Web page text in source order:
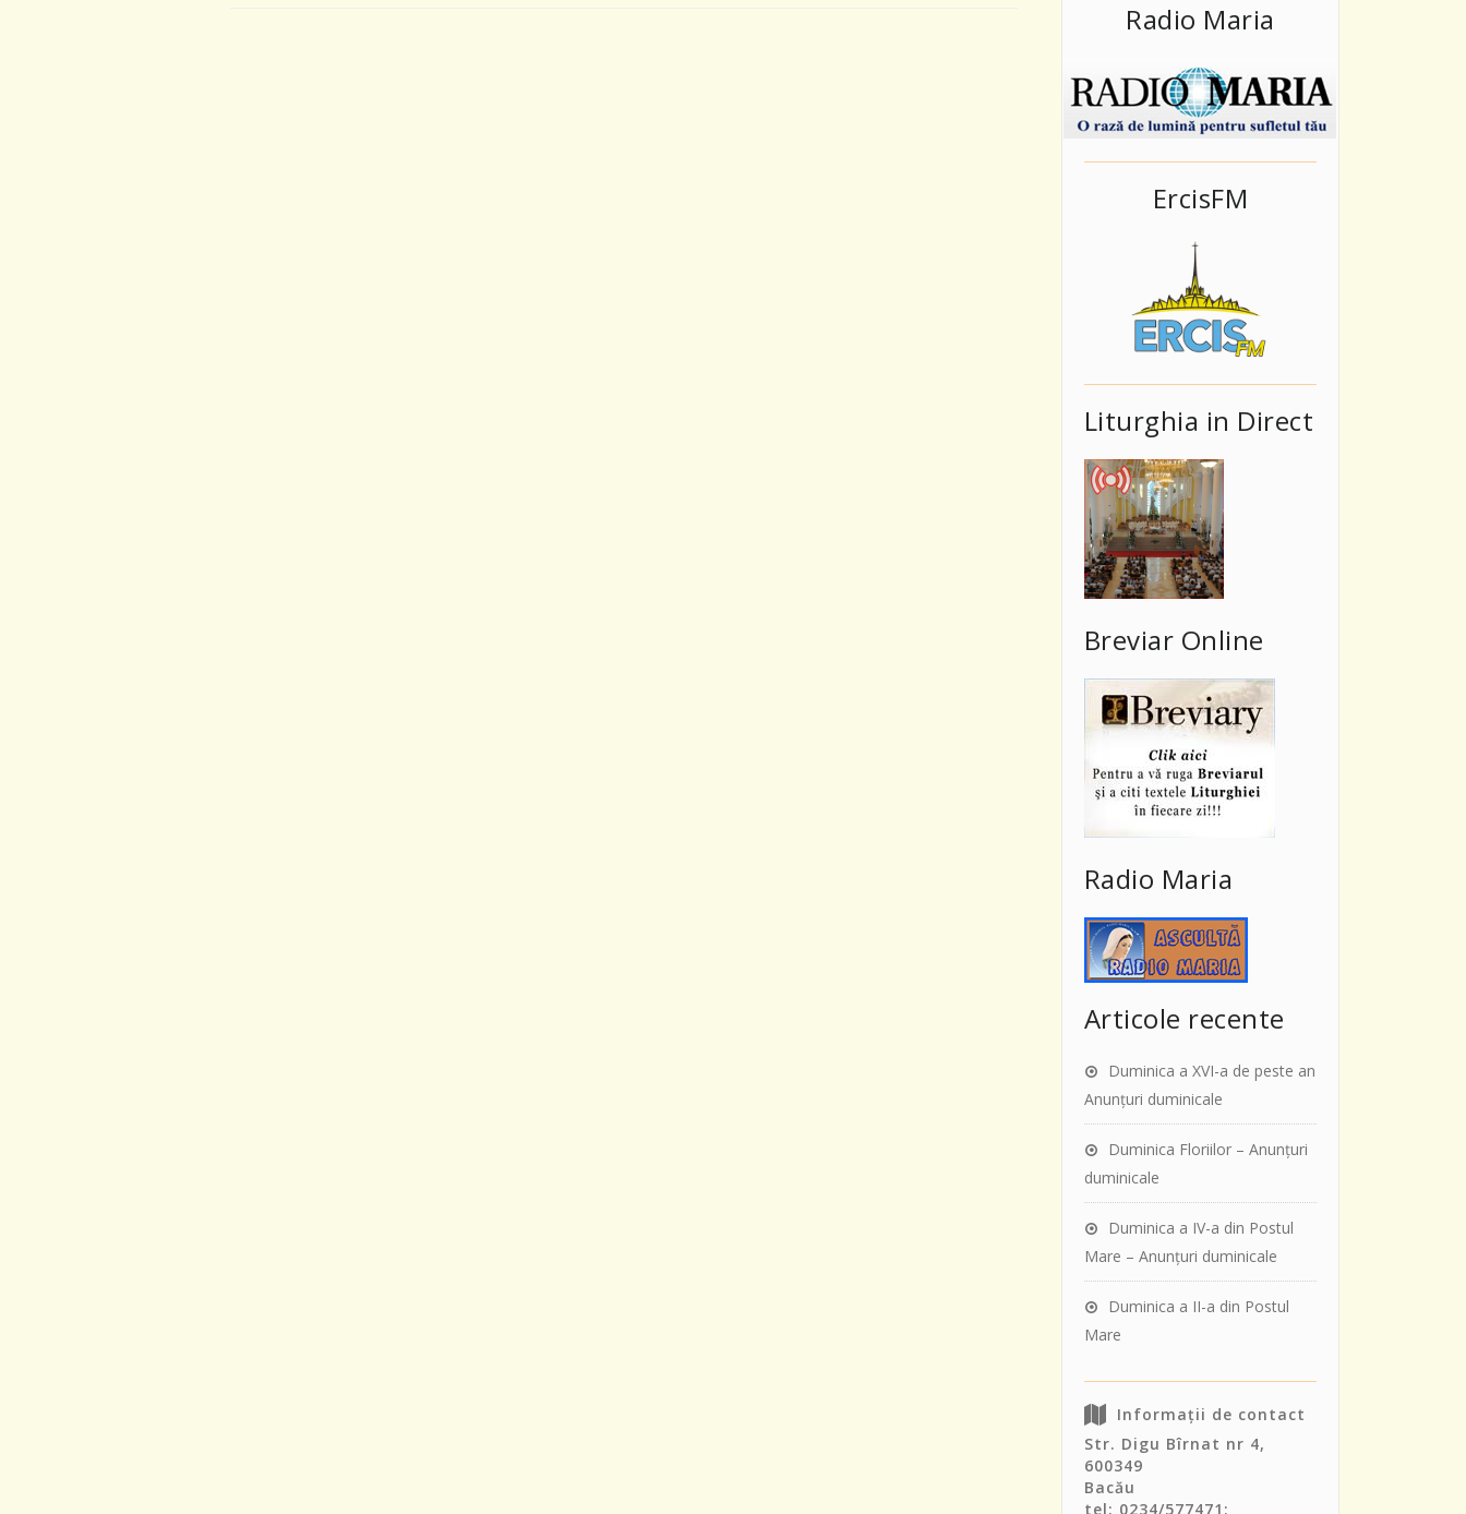
Radio Maria
ErcisFM
Liturghia in Direct
Breviar Online
Radio Maria
Articole recente
Duminica a XVI-a de peste an
Anunţuri duminicale
Duminica Floriilor – Anunţuri
duminicale
Duminica a IV-a din Postul
Mare – Anunţuri duminicale
Duminica a II-a din Postul
Mare
Informații de contact
Str. Digu Bîrnat nr 4,
600349
Bacău
tel: 0234/577471;